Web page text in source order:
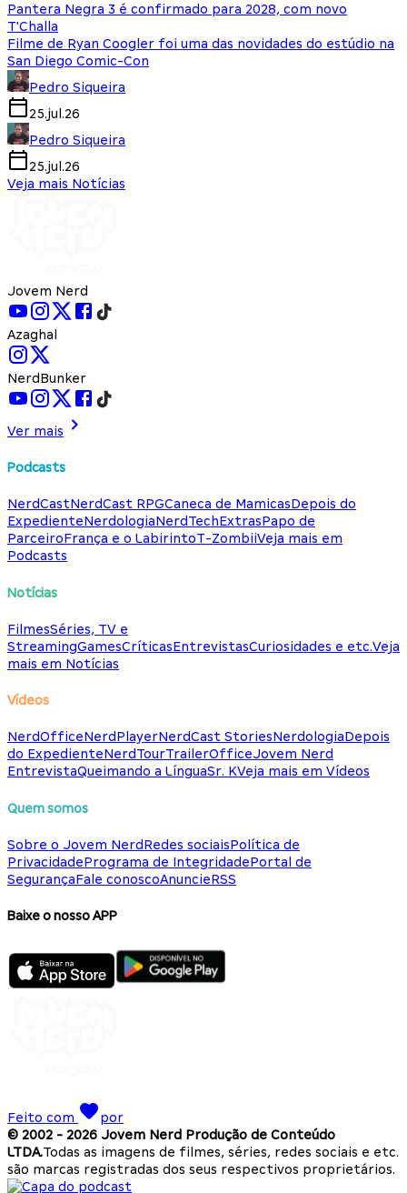
Pantera Negra 3 é confirmado para 2028, com novo
T'Challa
Filme de Ryan Coogler foi uma das novidades do estúdio na
San Diego Comic-Con
Pedro Siqueira
25.jul.26
Pedro Siqueira
25.jul.26
Veja mais Notícias
Jovem Nerd
Azaghal
NerdBunker
Ver mais
Podcasts
NerdCastNerdCast RPGCaneca de MamicasDepois do
ExpedienteNerdologiaNerdTechExtrasPapo de
ParceiroFrança e o LabirintoT-ZombiiVeja mais em
Podcasts
Notícias
FilmesSéries, TV e
StreamingGamesCríticasEntrevistasCuriosidades e etc.Veja
mais em Notícias
Vídeos
NerdOfficeNerdPlayerNerdCast StoriesNerdologiaDepois
do ExpedienteNerdTourTrailerOfficeJovem Nerd
EntrevistaQueimando a LínguaSr. KVeja mais em Vídeos
Quem somos
Sobre o Jovem NerdRedes sociaisPolítica de
PrivacidadePrograma de IntegridadePortal de
SegurançaFale conoscoAnuncieRSS
Baixe o nosso APP
Feito com
por
© 2002 - 2026 Jovem Nerd Produção de Conteúdo
LTDA.Todas as imagens de filmes, séries, redes sociais e etc.
são marcas registradas dos seus respectivos proprietários.